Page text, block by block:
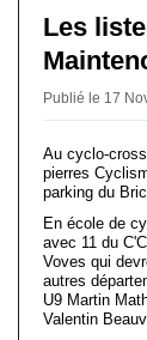
Les
Publié le 17
Au cyclo-
pierres
parking du
En école de
avec 11 du
Voves qui
autres
U9 Martin
Valentin